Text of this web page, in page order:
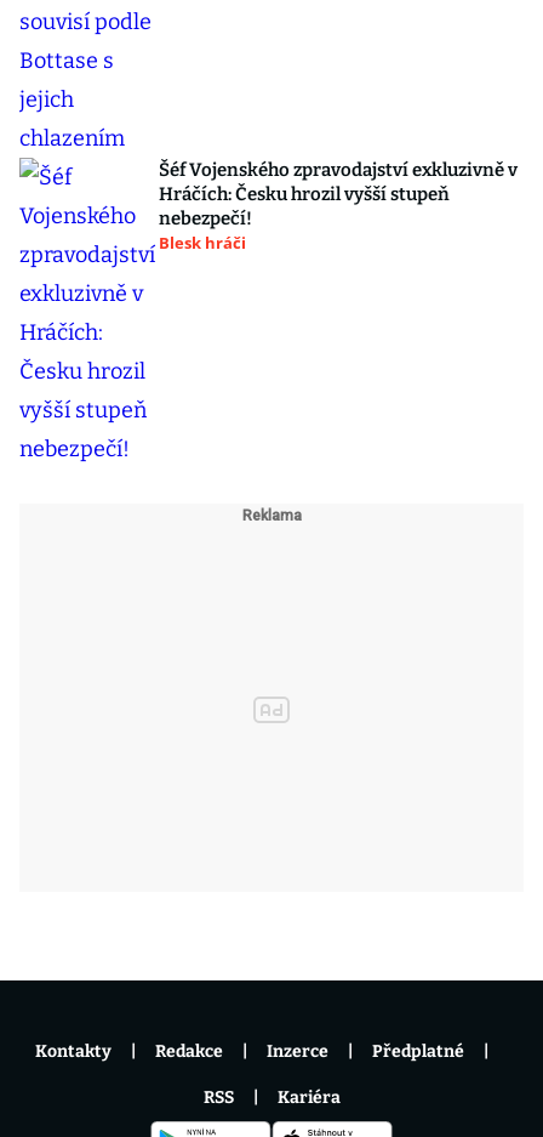
Šéf Vojenského zpravodajství exkluzivně v
Hráčích: Česku hrozil vyšší stupeň
nebezpečí!
Blesk hráči
Kontakty Redakce Inzerce Předplatné
RSS Kariéra